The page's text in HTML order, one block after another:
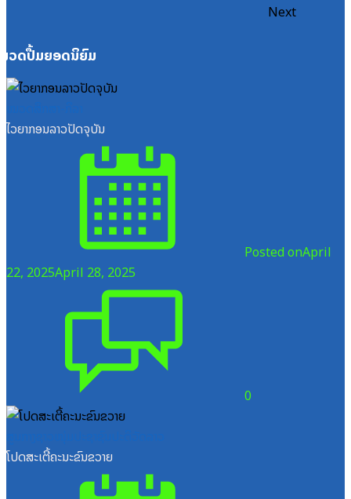
Next
ດປື້ມຍອດນິຍົມ
ໄວຍາກອນລາວປັດຈຸບັນ
Posted onApril
22, 2025April 28, 2025
0
ໂປດສະເຕີ້ຄະນະຂົນຂວາຍ